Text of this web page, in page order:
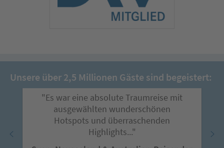
Unsere über 2,5 Millionen Gäste sind begeistert:
"Es war eine absolute Traumreise mit
ausgewählten wunderschönen
Hotspots und überraschenden
Highlights..."